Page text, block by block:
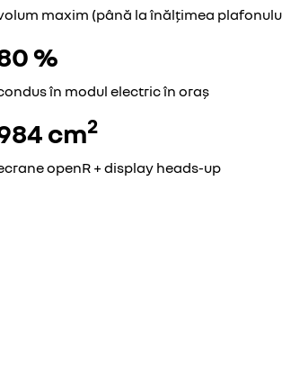
maxim (până la înălțimea
%
în modul electric în oraș
cm2
openR + display heads-up